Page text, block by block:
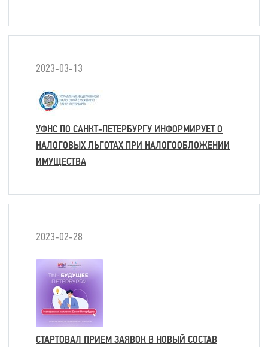
2023-03-13
УФНС ПО САНКТ-ПЕТЕРБУРГУ ИНФОРМИРУЕТ О
НАЛОГОВЫХ ЛЬГОТАХ ПРИ НАЛОГООБЛОЖЕНИИ
ИМУЩЕСТВА
2023-02-28
СТАРТОВАЛ ПРИЕМ ЗАЯВОК В НОВЫЙ СОСТАВ